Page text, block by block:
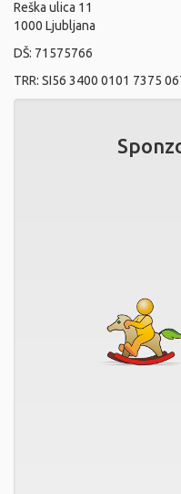
Reška ulica 11
1000 Ljubljana
DŠ: 71575766
TRR: SI56 3400 0101 7375